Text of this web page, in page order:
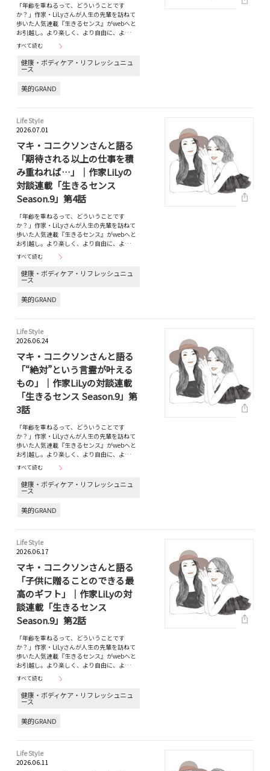
「年齢を重ねるって、どういうことです
か？」作家・LiLyさんが人生の先輩を訪ねて
歩いた人気連載『生きるセンス』がwebへと
お引越し。より楽しく、より自由に、よ…
すべて読む
健康・ボディケア・リフレッシュニュ
ース
美的GRAND
Life Style
2026.07.01
マキ・コニクソンさんと語る
「期待される以上の仕事を積
み重ねれば…」｜作家LiLyの
対談連載「生きるセンス
Season.9」第4話
「年齢を重ねるって、どういうことです
か？」作家・LiLyさんが人生の先輩を訪ねて
歩いた人気連載『生きるセンス』がwebへと
お引越し。より楽しく、より自由に、よ…
すべて読む
健康・ボディケア・リフレッシュニュ
ース
美的GRAND
Life Style
2026.06.24
マキ・コニクソンさんと語る
「“絶対”という言霊が叶える
もの」｜作家LiLyの対談連載
「生きるセンス Season.9」第
3話
「年齢を重ねるって、どういうことです
か？」作家・LiLyさんが人生の先輩を訪ねて
歩いた人気連載『生きるセンス』がwebへと
お引越し。より楽しく、より自由に、よ…
すべて読む
健康・ボディケア・リフレッシュニュ
ース
美的GRAND
Life Style
2026.06.17
マキ・コニクソンさんと語る
「子供に贈ることのできる最
高のギフト」｜作家LiLyの対
談連載「生きるセンス
Season.9」第2話
「年齢を重ねるって、どういうことです
か？」作家・LiLyさんが人生の先輩を訪ねて
歩いた人気連載『生きるセンス』がwebへと
お引越し。より楽しく、より自由に、よ…
すべて読む
健康・ボディケア・リフレッシュニュ
ース
美的GRAND
Life Style
2026.06.11